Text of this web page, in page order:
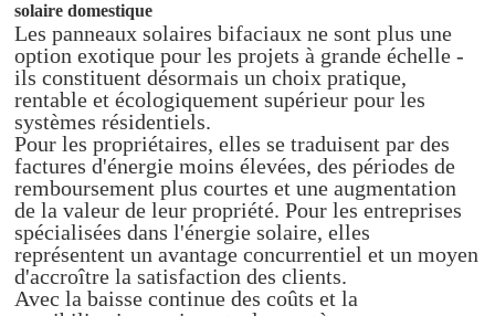
solaire domestique
Les panneaux solaires bifaciaux ne sont plus une
option exotique pour les projets à grande échelle -
ils constituent désormais un choix pratique,
rentable et écologiquement supérieur pour les
systèmes résidentiels.
Pour les propriétaires, elles se traduisent par des
factures d'énergie moins élevées, des périodes de
remboursement plus courtes et une augmentation
de la valeur de leur propriété. Pour les entreprises
spécialisées dans l'énergie solaire, elles
représentent un avantage concurrentiel et un moyen
d'accroître la satisfaction des clients.
Avec la baisse continue des coûts et la